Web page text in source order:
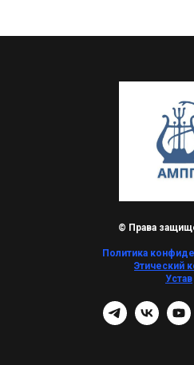
© Права
Политика
Этический
Устав